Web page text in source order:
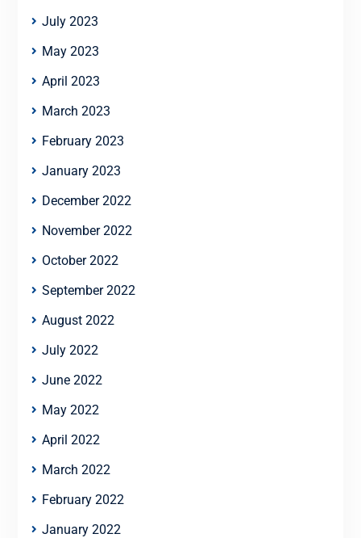
July 2023
May 2023
April 2023
March 2023
February 2023
January 2023
December 2022
November 2022
October 2022
September 2022
August 2022
July 2022
June 2022
May 2022
April 2022
March 2022
February 2022
January 2022